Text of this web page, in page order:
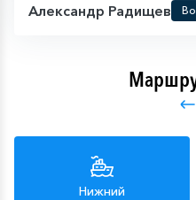
Александр Радищев
Нижний